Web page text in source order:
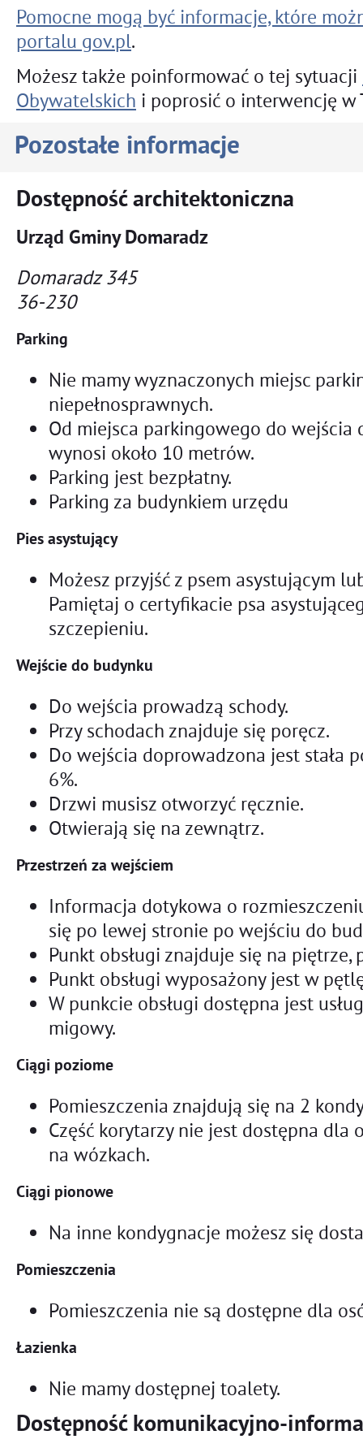
Pomocne mogą być informacje, które
portalu gov.pl.
Możesz także poinformować o tej sytuacji
Obywatelskich i poprosić o interwencję w
Pozostałe informacje
Dostępność architektoniczna
Urząd Gminy Domaradz
Domaradz 345
36-230
Parking
Nie mamy wyznaczonych miejsc
niepełnosprawnych.
Od miejsca parkingowego do wejścia
wynosi około 10 metrów.
Parking jest bezpłatny.
Parking za budynkiem urzędu
Pies asystujący
Możesz przyjść z psem asystującym
Pamiętaj o certyfikacie psa
szczepieniu.
Wejście do budynku
Do wejścia prowadzą schody.
Przy schodach znajduje się poręcz.
Do wejścia doprowadzona jest stała
6%.
Drzwi musisz otworzyć ręcznie.
Otwierają się na zewnątrz.
Przestrzeń za wejściem
Informacja dotykowa o
się po lewej stronie po wejściu do
Punkt obsługi znajduje się na piętrze,
Punkt obsługi wyposażony jest w
W punkcie obsługi dostępna jest
migowy.
Ciągi poziome
Pomieszczenia znajdują się na 2
Część korytarzy nie jest dostępna dla
na wózkach.
Ciągi pionowe
Na inne kondygnacje możesz się
Pomieszczenia
Pomieszczenia nie są dostępne dla
Łazienka
Nie mamy dostępnej toalety.
Dostępność komunikacyjno-